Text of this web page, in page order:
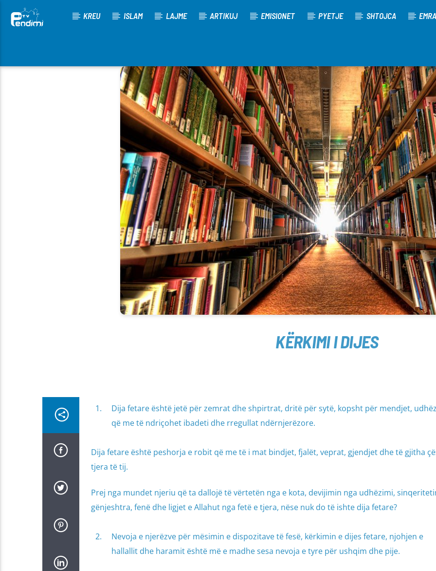
KREU ISLAM LAJME ARTIKUJ EMISIONET PYETJE SHTOJCA EMRA
[There are no radio stations in the database]
KËRKIMI I DIJES
Dija fetare është jetë për zemrat dhe shpirtrat, dritë për sytë, kopsht për mendjet,
që me të ndriçohet ibadeti dhe rregullat ndërnjerëzore.
Dija fetare është peshorja e robit që me të i mat bindjet, fjalët, veprat, gjendjet dhe të gjitha
tjera të tij.
Prej nga mundet njeriu që ta dallojë të vërtetën nga e kota, devijimin nga udhëzimi,
gënjeshtra, fenë dhe ligjet e Allahut nga fetë e tjera, nëse nuk do të ishte dija fetare?
Nevoja e njerëzve për mësimin e dispozitave të fesë, kërkimin e dijes fetare, njohjen e
hallallit dhe haramit është më e madhe sesa nevoja e tyre për ushqim dhe pije.